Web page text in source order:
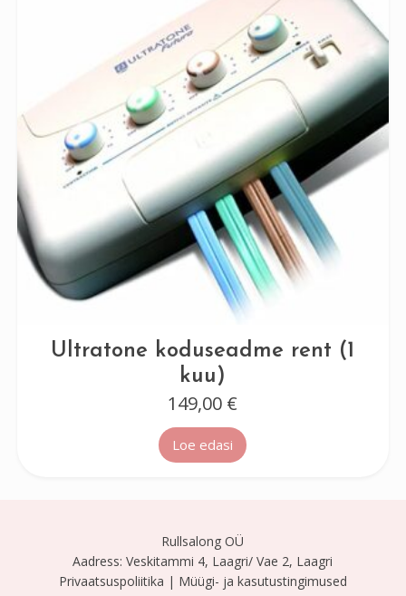
Ultratone koduseadme rent (1
kuu)
149,00 €
Loe edasi
Rullsalong OÜ
Aadress: Veskitammi 4, Laagri/ Vae 2, Laagri
Privaatsuspoliitika | Müügi- ja kasutustingimused